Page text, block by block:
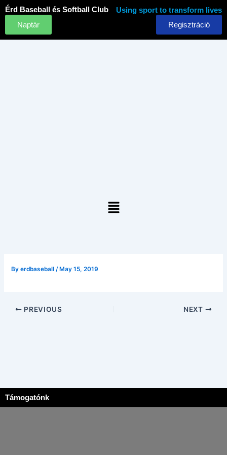
Skip
to
content
Érd Baseball és Softball Club
Using sport to transform lives
Naptár
Regisztráció
Menu
Byerdbaseball /May 15, 2019
PREVIOUS NEXT
Támogatónk